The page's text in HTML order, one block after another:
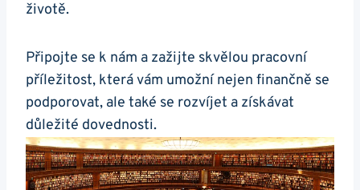
životě.
Připojte se k nám a zažijte skvělou pracovní
příležitost, která vám umožní nejen finančně se
podporovat, ale také se rozvíjet a získávat
důležité dovednosti.